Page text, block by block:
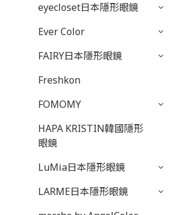
eyecloset日本隱形眼鏡
Ever Color
FAIRY日本隱形眼鏡
Freshkon
FOMOMY
HAPA KRISTIN韓國隱形
眼鏡
LuMia日本隱形眼鏡
LARME日本隱形眼鏡